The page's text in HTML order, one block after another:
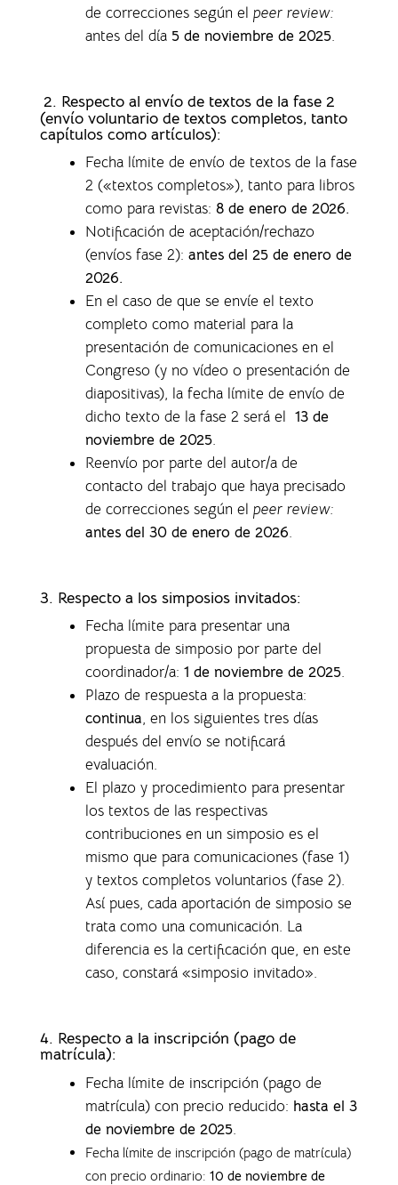
de correcciones según el peer review:
antes del día 5 de noviembre de 2025.
2. Respecto al envío de textos de la fase 2
(envío voluntario de textos completos, tanto
capítulos como artículos):
Fecha límite de envío de textos de la fase
2 («textos completos»), tanto para libros
como para revistas: 8 de enero de 2026.
Notificación de aceptación/rechazo
(envíos fase 2): antes del 25 de enero de
2026.
En el caso de que se envíe el texto
completo como material para la
presentación de comunicaciones en el
Congreso (y no vídeo o presentación de
diapositivas), la fecha límite de envío de
dicho texto de la fase 2 será el 13 de
noviembre de 2025.
Reenvío por parte del autor/a de
contacto del trabajo que haya precisado
de correcciones según el peer review:
antes del 30 de enero de 2026.
3. Respecto a los simposios invitados:
Fecha límite para presentar una
propuesta de simposio por parte del
coordinador/a: 1 de noviembre de 2025.
Plazo de respuesta a la propuesta:
continua, en los siguientes tres días
después del envío se notificará
evaluación.
El plazo y procedimiento para presentar
los textos de las respectivas
contribuciones en un simposio es el
mismo que para comunicaciones (fase 1)
y textos completos voluntarios (fase 2).
Así pues, cada aportación de simposio se
trata como una comunicación. La
diferencia es la certificación que, en este
caso, constará «simposio invitado».
4. Respecto a la inscripción (pago de
matrícula):
Fecha límite de inscripción (pago de
matrícula) con precio reducido: hasta el 3
de noviembre de 2025.
Fecha límite de inscripción (pago de matrícula)
con precio ordinario: 10 de noviembre de